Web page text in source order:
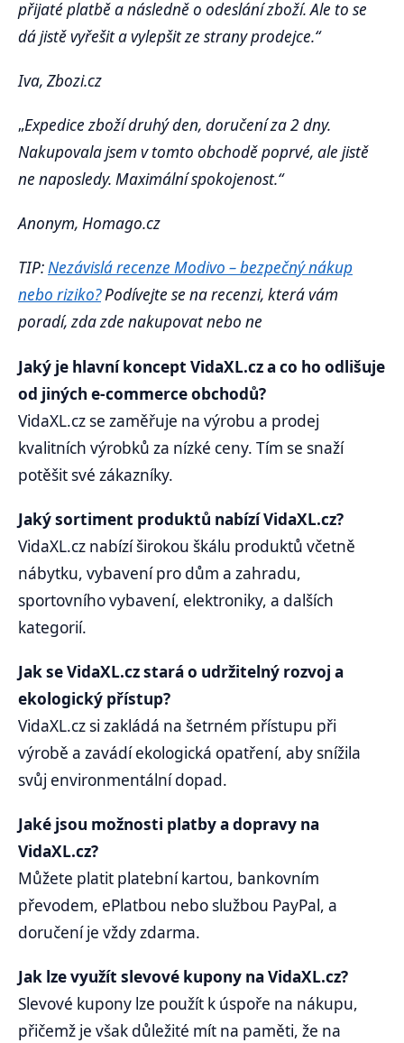
přijaté platbě a následně o odeslání zboží. Ale to se
dá jistě vyřešit a vylepšit ze strany prodejce.“
Iva, Zbozi.cz
„Expedice zboží druhý den, doručení za 2 dny.
Nakupovala jsem v tomto obchodě poprvé, ale jistě
ne naposledy. Maximální spokojenost.“
Anonym, Homago.cz
TIP:Nezávislá recenze Modivo – bezpečný nákup
nebo riziko?Podívejte se na recenzi, která vám
poradí, zda zde nakupovat nebo ne
Jaký je hlavní koncept VidaXL.cz a co ho odlišuje
od jiných e-commerce obchodů?
VidaXL.cz se zaměřuje na výrobu a prodej
kvalitních výrobků za nízké ceny. Tím se snaží
potěšit své zákazníky.
Jaký sortiment produktů nabízí VidaXL.cz?
VidaXL.cz nabízí širokou škálu produktů včetně
nábytku, vybavení pro dům a zahradu,
sportovního vybavení, elektroniky, a dalších
kategorií.
Jak se VidaXL.cz stará o udržitelný rozvoj a
ekologický přístup?
VidaXL.cz si zakládá na šetrném přístupu při
výrobě a zavádí ekologická opatření, aby snížila
svůj environmentální dopad.
Jaké jsou možnosti platby a dopravy na
VidaXL.cz?
Můžete platit platební kartou, bankovním
převodem, ePlatbou nebo službou PayPal, a
doručení je vždy zdarma.
Jak lze využít slevové kupony na VidaXL.cz?
Slevové kupony lze použít k úspoře na nákupu,
přičemž je však důležité mít na paměti, že na